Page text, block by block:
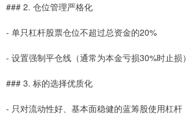
### 2. 仓位管理严格化
- 单只杠杆股票仓位不超过总资金的20%
- 设置强制平仓线（通常为本金亏损30%时止损）
### 3. 标的选择优质化
- 只对流动性好、基本面稳健的蓝筹股使用杠杆